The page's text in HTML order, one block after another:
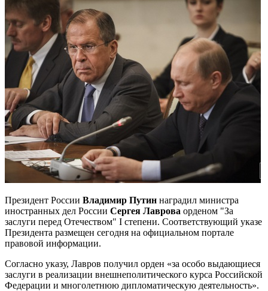
Президент России Владимир Путин наградил министра
иностранных дел России Сергея Лаврова орденом "За
заслуги перед Отечеством" I степени. Соответствующий указе
Президента размещен сегодня на официальном портале
правовой информации.
Согласно указу, Лавров получил орден «за особо выдающиеся
заслуги в реализации внешнеполитического курса Российской
Федерации и многолетнюю дипломатическую деятельность».